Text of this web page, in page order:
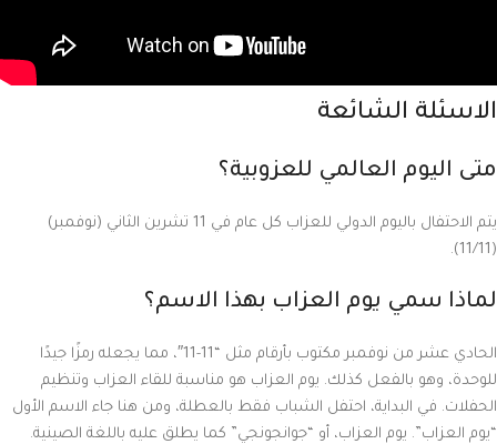
الاسئلة الشائعة
متى اليوم العالمي للعزوبية؟
يتم الاحتفال باليوم الدولي للعزاب كل عام في 11 تشرين الثاني (نوفمبر)
(11/11).
لماذا سمي يوم العزاب بهذا الاسم؟
الحادي عشر من نوفمبر مكتوب بأرقام مثل “11-11″، مما يجعله رمزًا جيدًا
للوحدة، وهو بالفعل كذلك. يوم العزاب هو مناسبة للقاء العزاب وتنظيم
الحفلات. في البداية، احتفل الشباب فقط بالعطلة، ومن هنا جاء الاسم الأول
“يوم العزاب”. يوم العزاب، أو “جوانجونجي” كما يطلق عليه باللغة الصينية.